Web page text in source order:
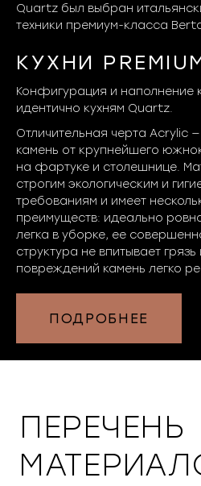
Quartz был выбран
техники премиум-класса
КУХНИ
Конфигурация и наполнение
идентично кухням Quartz.
Отличительная черта Acrylic
камень от крупнейшего
на фартуке и столешнице.
строгим экологическим и
требованиям и имеет
преимуществ: идеально
легка в уборке, ее
структура не впитывает
повреждений камень легко
ПОДРОБНЕЕ
ПЕРЕЧЕНЬ